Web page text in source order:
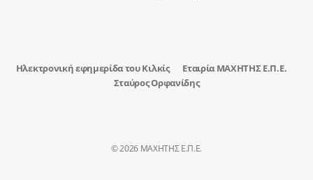
Ηλεκτρονική εφημερίδα του Κιλκίς
Εταιρία ΜΑΧΗΤΗΣ Ε.Π.Ε.
Σταύρος Ορφανίδης
© 2026 ΜΑΧΗΤΗΣ Ε.Π.Ε.